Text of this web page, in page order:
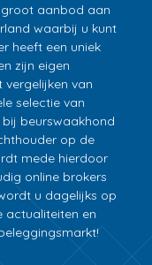
groot aanbod aan
waarbij u kunt
heeft een uniek
zijn eigen
vergelijken van
selectie van
beurswaakhond
op de
mede hierdoor
online brokers
u dagelijks op
actualiteiten en